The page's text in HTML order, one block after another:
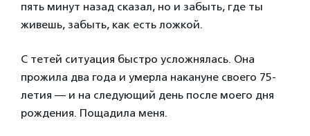
пять минут назад сказал, но и забыть, где ты
живешь, забыть, как есть ложкой.
С тетей ситуация быстро усложнялась. Она
прожила два года и умерла накануне своего 75-
летия — и на следующий день после моего дня
рождения. Пощадила меня.